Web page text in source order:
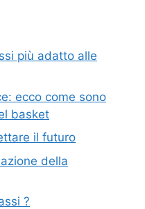
più adatto alle
ecco come sono
basket
il futuro
della
?